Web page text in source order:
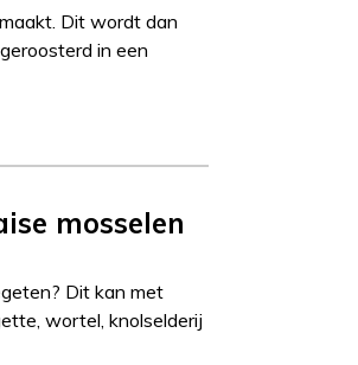
Dit wordt dan
in een
mosselen
Dit kan met
wortel, knolselderij